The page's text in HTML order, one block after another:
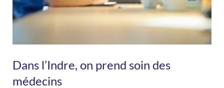
Dans l’Indre, on prend soin des
médecins